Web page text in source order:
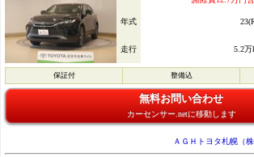
年式
走行 5.2万
保証付 整備込
無料お問い合わせ
カーセンサー.netに移動します
ＡＧＨトヨタ札幌（